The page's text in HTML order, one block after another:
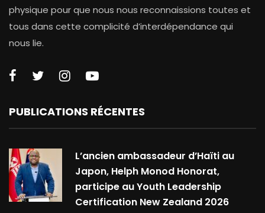
physique pour que nous nous reconnaissions toutes et
tous dans cette complicité d’interdépendance qui
nous lie.
PUBLICATIONS RÉCENTES
L’ancien ambassadeur d’Haïti au
Japon, Helph Monod Honorat,
participe au Youth Leadership
Certification New Zealand 2026